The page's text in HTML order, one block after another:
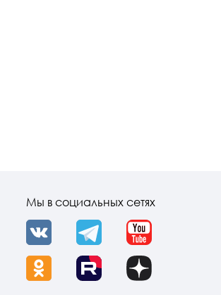
Мы в социальных сетях
VK Telegram YouTube
OK Rutube Dzen